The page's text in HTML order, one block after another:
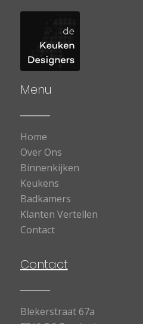
Menu
Home
Over Ons
Binnenkijken
Keukens
Badkamers
Klanten Vertellen
Contact
Contact
Blekerstraat 67a